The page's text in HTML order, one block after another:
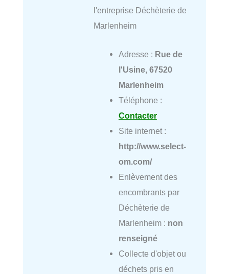
l'entreprise Déchèterie de
Marlenheim
Adresse : Rue de
l'Usine, 67520
Marlenheim
Téléphone :
Contacter
Site internet :
http://www.select-
om.com/
Enlèvement des
encombrants par
Déchèterie de
Marlenheim : non
renseigné
Collecte d'objet ou
déchets pris en